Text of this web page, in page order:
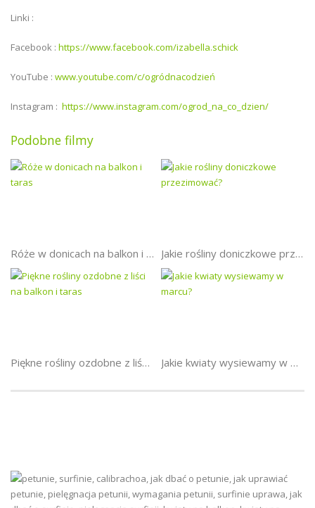
Linki :
Facebook : https://www.facebook.com/izabella.schick
YouTube : www.youtube.com/c/ogródnacodzień
Instagram : https://www.instagram.com/ogrod_na_co_dzien/
Podobne filmy
Róże w donicach na balkon i taras Jakie rośliny doniczkowe przezimować?
Piękne rośliny ozdobne z liści na balkon i taras Jakie kwiaty wysiewamy w marcu?